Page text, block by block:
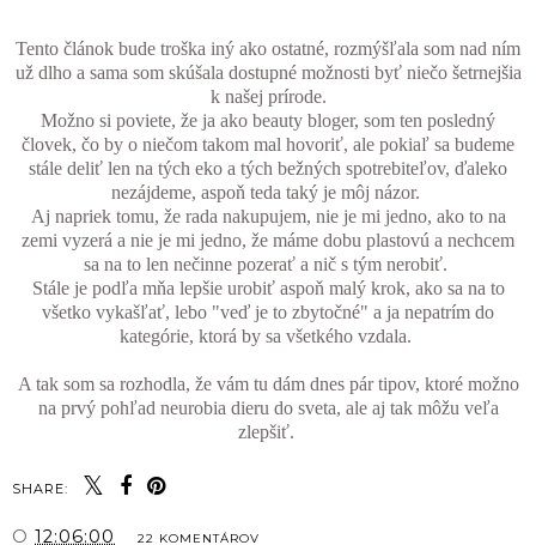
Tento článok bude troška iný ako ostatné, rozmýšľala som nad ním
už dlho a sama som skúšala dostupné možnosti byť niečo šetrnejšia
k našej prírode.
Možno si poviete, že ja ako beauty bloger, som ten posledný
človek, čo by o niečom takom mal hovoriť, ale pokiaľ sa budeme
stále deliť len na tých eko a tých bežných spotrebiteľov, ďaleko
nezájdeme, aspoň teda taký je môj názor.
Aj napriek tomu, že rada nakupujem, nie je mi jedno, ako to na
zemi vyzerá a nie je mi jedno, že máme dobu plastovú a nechcem
sa na to len nečinne pozerať a nič s tým nerobiť.
Stále je podľa mňa lepšie urobiť aspoň malý krok, ako sa na to
všetko vykašľať, lebo "veď je to zbytočné" a ja nepatrím do
kategórie, ktorá by sa všetkého vzdala.
A tak som sa rozhodla, že vám tu dám dnes pár tipov, ktoré možno
na prvý pohľad neurobia dieru do sveta, ale aj tak môžu veľa
zlepšiť.
SHARE:
O 12:06:00 22 KOMENTÁROV